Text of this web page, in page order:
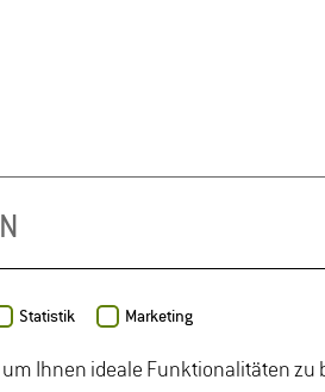
Statistik Marketing
Ihnen ideale Funktionalitäten zu